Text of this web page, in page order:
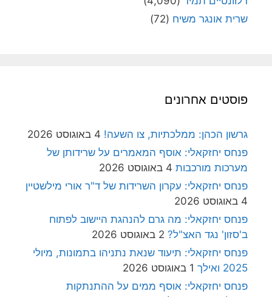
שרית אונגר משיח (72)
פוסטים אחרונים
גרשון הכהן: ממלכתיות, צו השעה! 4 באוגוסט 2026
פנחס יחזקאלי: אוסף המאמרים על שרידותן של
מערכות מורכבות 4 באוגוסט 2026
פנחס יחזקאלי: עקרון השרידות של ד"ר אורי מילשטיין
4 באוגוסט 2026
פנחס יחזקאלי: מה גרם להנהגת היישוב לפתוח
ב'סזון' נגד האצ"ל? 2 באוגוסט 2026
פנחס יחזקאלי: תיעוד שנאת נתניהו בתמונות, מיולי
2025 ואילך
1 באוגוסט 2026
פנחס יחזקאלי: אוסף ממים על ההתנתקות